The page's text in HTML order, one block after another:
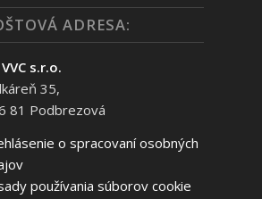
ADRESA:
s.r.o.
35,
81 Podbrezová
o spracovaní osobných
používania súborov cookie